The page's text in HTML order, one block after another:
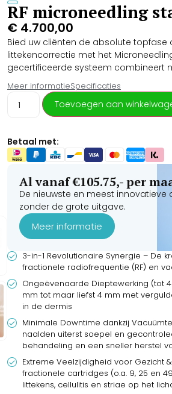
RF microneedling
€ 4.700,00
Bied uw cliënten de absolute
littekencorrectie met het
gecertificeerde systeem combineert
apparaat voor het effectief
hardnekkige rimpels.
Meer informatieSpecificaties
Toevoegen aan
Betaal met:
Al vanaf €105.75,- per
De nieuwste en meest innovatieve
zonder de grote uitgave.
Meer informatie
3-in-1 Revolutionaire Synergie – De
fractionele radiofrequentie (RF) en
Ongeëvenaarde Dieptewerking (tot
mm tot maar liefst 4 mm met
in de dermis
Minimale Downtime dankzij
naalden uiterst soepel en
behandeling en een sneller herstel
Extreme Veelzijdigheid voor Gezicht
fractionele cartridges (o.a. 9, 25 en
littekens, cellulitis en striae op het